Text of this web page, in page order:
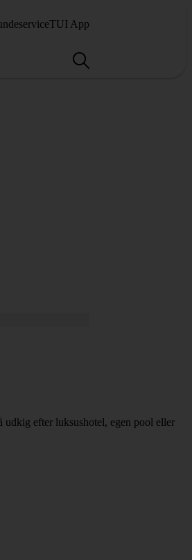
TUI App
udkig efter luksushotel, egen pool eller